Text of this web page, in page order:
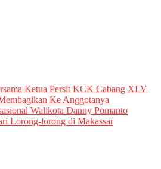
Ketua Persit KCK Cabang XLV
Ke Anggotanya
Walikota Danny Pomanto
Lorong-lorong di Makassar